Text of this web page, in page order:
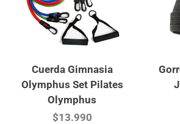
Cuerda Gimnasia
Olymphus Set Pilates
Olymphus
$13.990